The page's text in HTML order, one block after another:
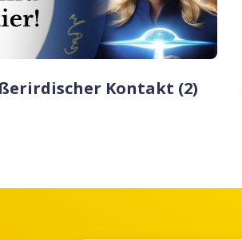
Kontakt (2)